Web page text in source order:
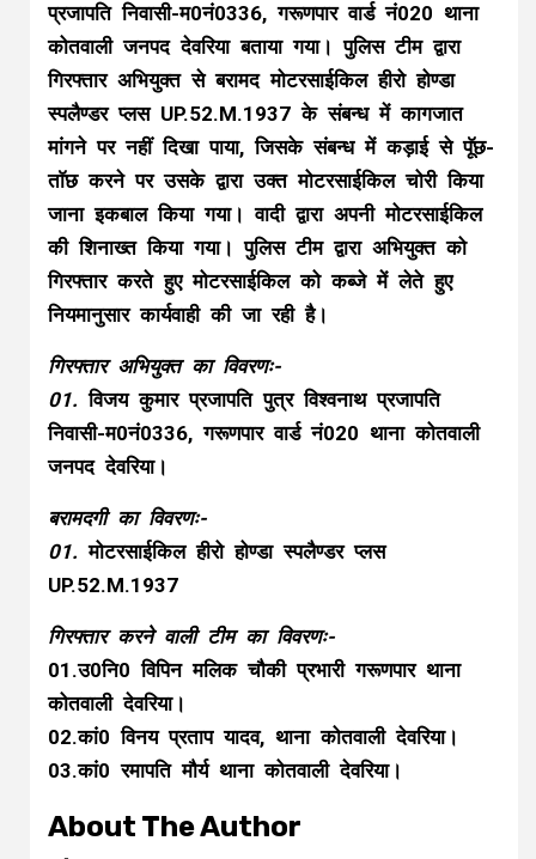
प्रजापति निवासी-म0नं0336, गरूणपार वार्ड नं020 थाना
कोतवाली जनपद देवरिया बताया गया। पुलिस टीम द्वारा
गिरफ्तार अभियुक्त से बरामद मोटरसाईकिल हीरो होण्डा
स्पलैण्डर प्लस UP.52.M.1937 के संबन्ध में कागजात
मांगने पर नहीं दिखा पाया, जिसके संबन्ध में कड़ाई से पूॅछ-
ताॅछ करने पर उसके द्वारा उक्त मोटरसाईकिल चोरी किया
जाना इकबाल किया गया। वादी द्वारा अपनी मोटरसाईकिल
की शिनाख्त किया गया। पुलिस टीम द्वारा अभियुक्त को
गिरफ्तार करते हुए मोटरसाईकिल को कब्जे में लेते हुए
नियमानुसार कार्यवाही की जा रही है।
गिरफ्तार अभियुक्त का विवरणः-
01. विजय कुमार प्रजापति पुत्र विश्वनाथ प्रजापति
निवासी-म0नं0336, गरूणपार वार्ड नं020 थाना कोतवाली
जनपद देवरिया।
बरामदगी का विवरणः-
01. मोटरसाईकिल हीरो होण्डा स्पलैण्डर प्लस
UP.52.M.1937
गिरफ्तार करने वाली टीम का विवरणः-
01.उ0नि0 विपिन मलिक चौकी प्रभारी गरूणपार थाना
कोतवाली देवरिया।
02.कां0 विनय प्रताप यादव, थाना कोतवाली देवरिया।
03.कां0 रमापति मौर्य थाना कोतवाली देवरिया।
About The Author